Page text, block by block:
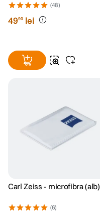
(48)
4990 lei
Carl Zeiss - microfibra (alb)
(6)